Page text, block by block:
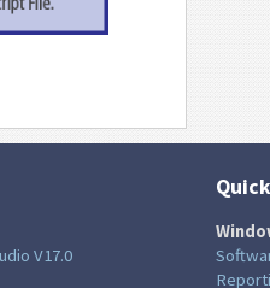
V17.0